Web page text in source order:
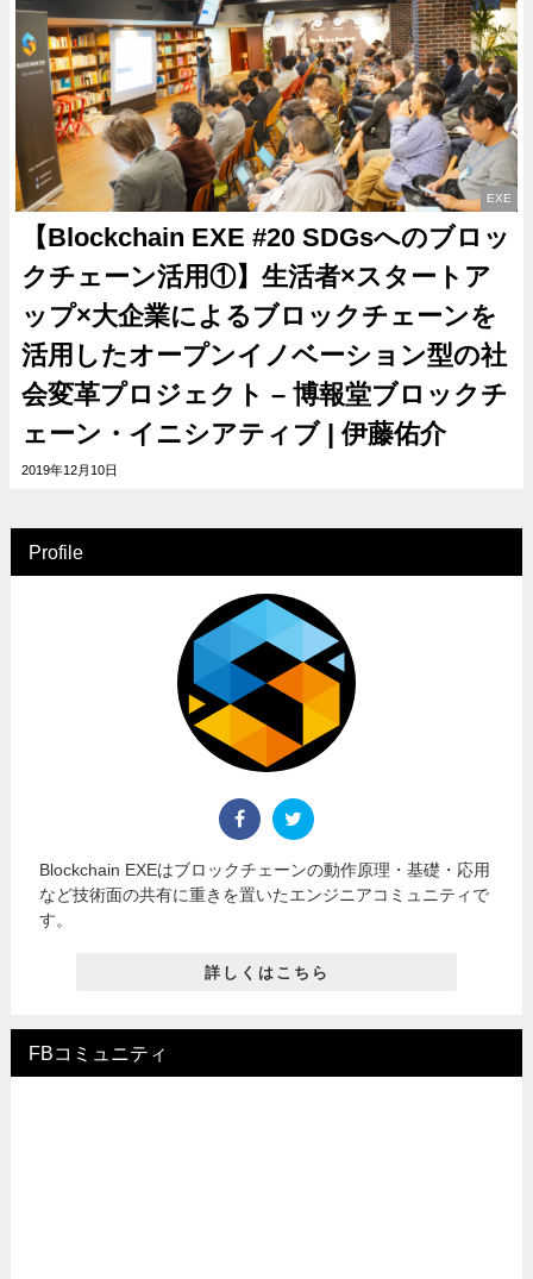
EXE
【Blockchain EXE #20 SDGsへのブロッ
クチェーン活用①】生活者×スタートア
ップ×大企業によるブロックチェーンを
活用したオープンイノベーション型の社
会変革プロジェクト – 博報堂ブロックチ
ェーン・イニシアティブ | 伊藤佑介
2019年12月10日
Profile
Blockchain EXEはブロックチェーンの動作原理・基礎・応用
など技術面の共有に重きを置いたエンジニアコミュニティで
す。
詳しくはこちら
FBコミュニティ